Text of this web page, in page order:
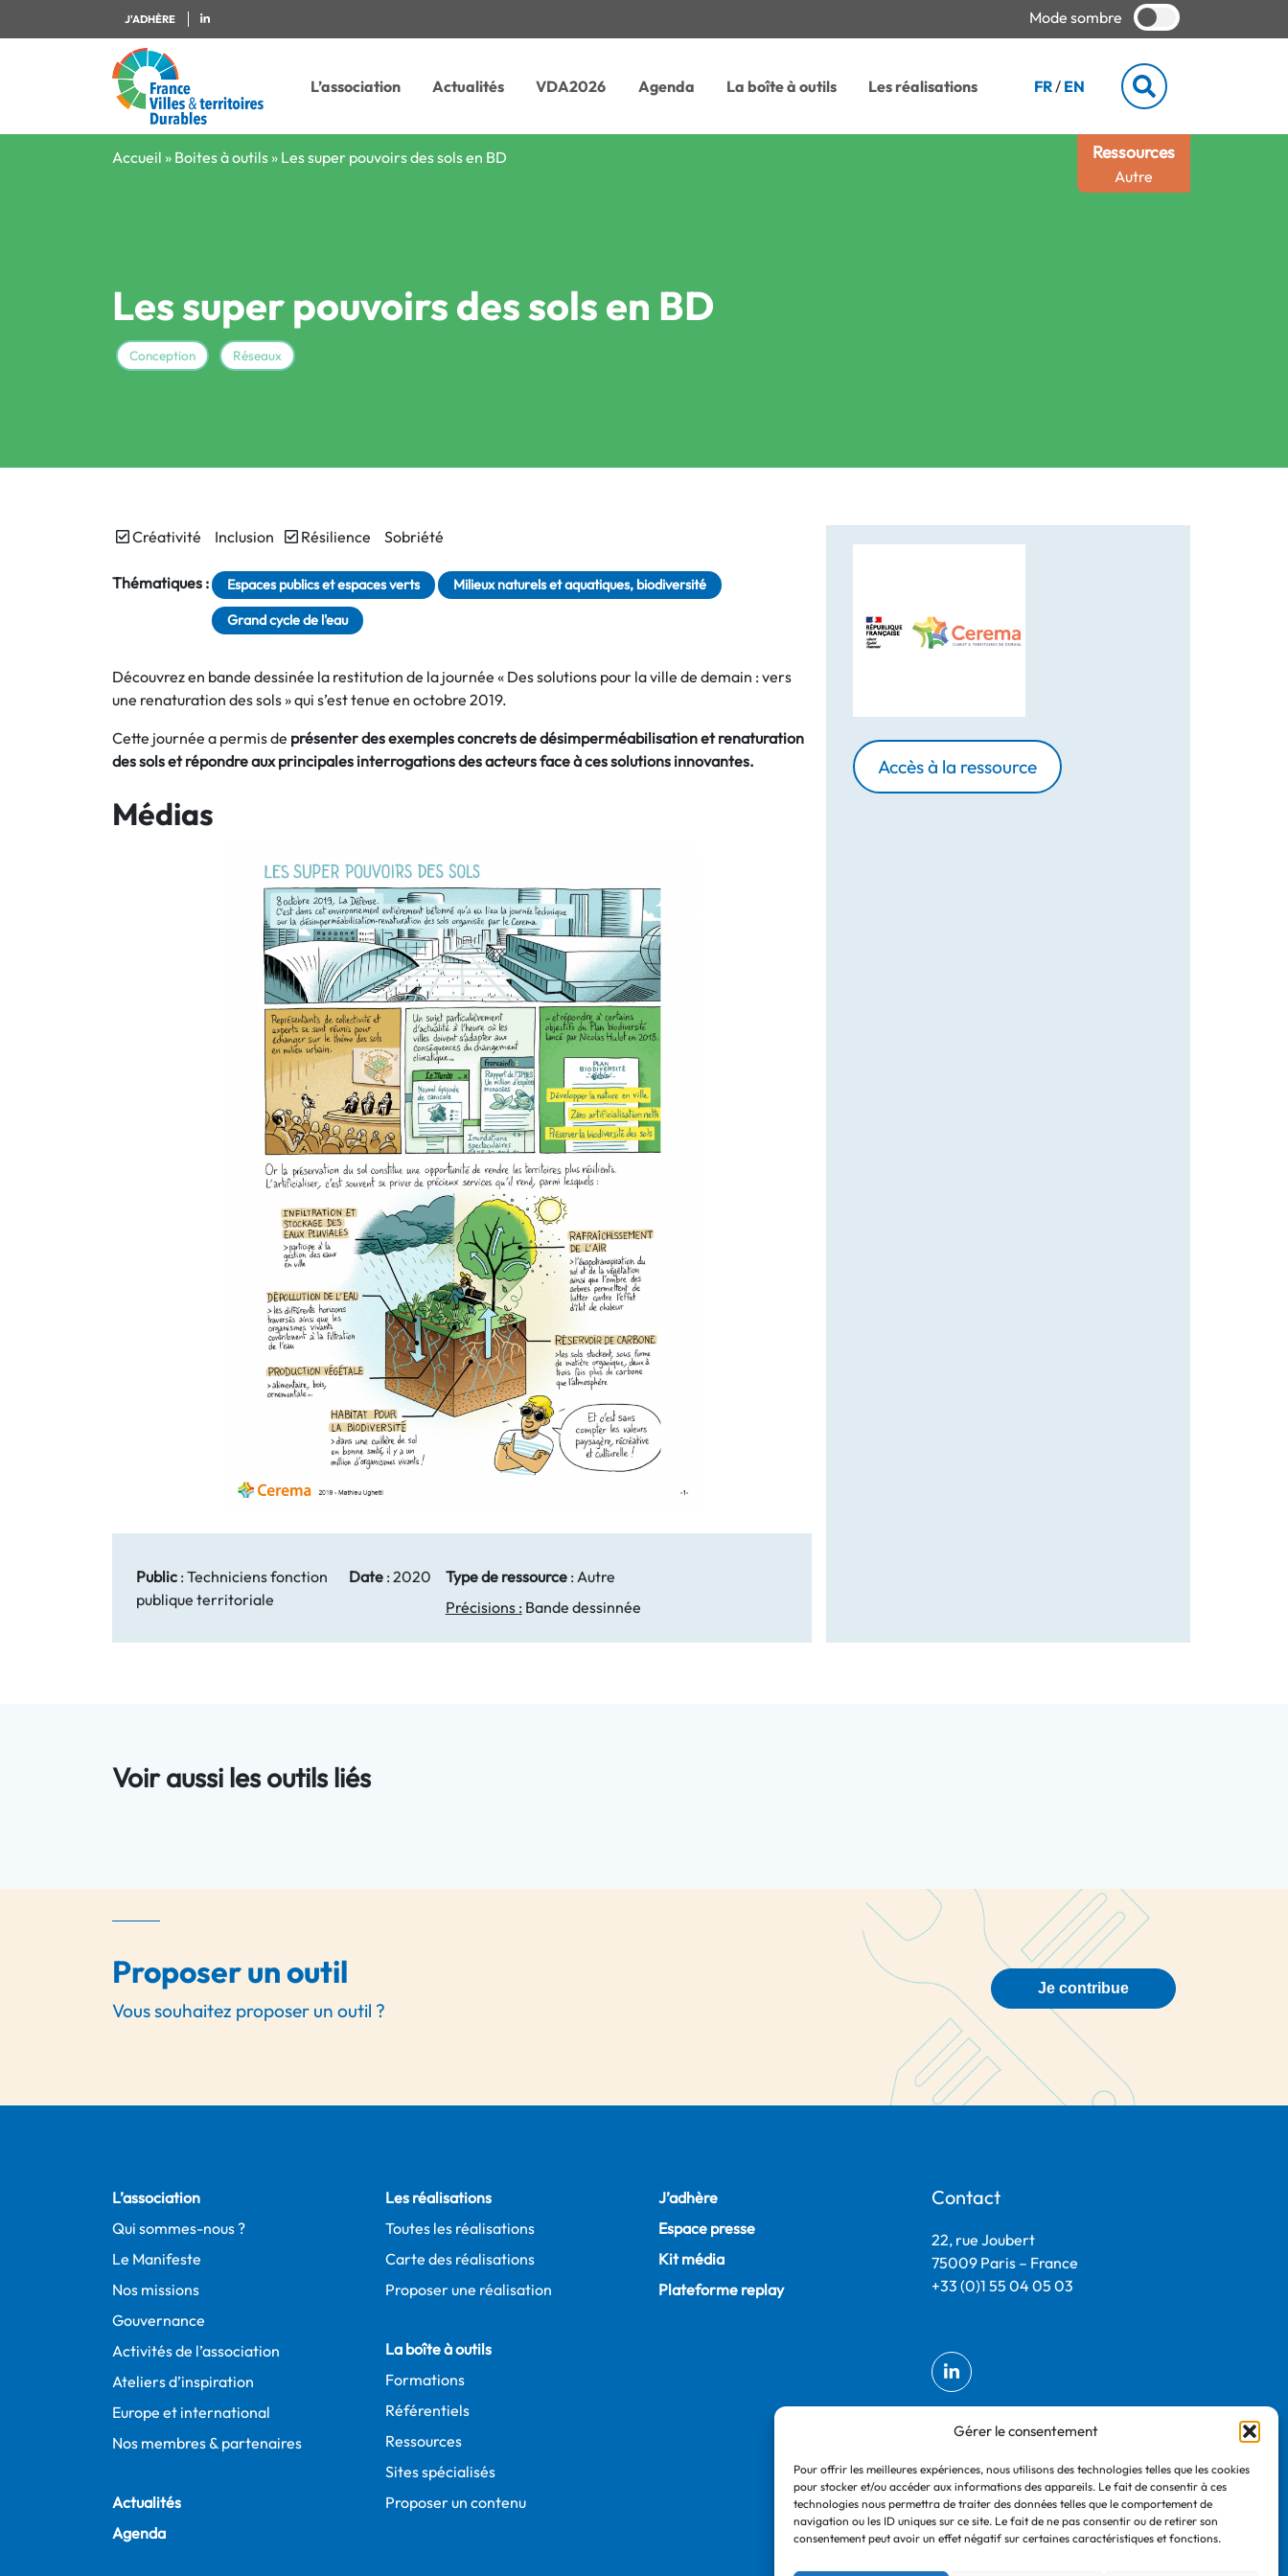
Gérer le consentement
Pour offrir les meilleures expériences, nous utilisons des technologies telles que les cookies
pour stocker et/ou accéder aux informations des appareils. Le fait de consentir à ces
technologies nous permettra de traiter des données telles que le comportement de
navigation ou les ID uniques sur ce site. Le fait de ne pas consentir ou de retirer son
consentement peut avoir un effet négatif sur certaines caractéristiques et fonctions.
J'ADHÈRE Mode sombre
L’association Actualités VDA2026 Agenda La boîte à outils Les réalisations FR / EN
Ressources
Autre
Accueil » Boites à outils » Les super pouvoirs des sols en BD
Les super pouvoirs des sols en BD
Conception Réseaux
Créativité Inclusion Résilience Sobriété
Thématiques : Espaces publics et espaces verts Milieux naturels et aquatiques, biodiversité
Grand cycle de l'eau
Découvrez en bande dessinée la restitution de la journée « Des solutions pour la ville de demain : vers
une renaturation des sols » qui s’est tenue en octobre 2019.
Cette journée a permis de présenter des exemples concrets de désimperméabilisation et renaturation
des sols et répondre aux principales interrogations des acteurs face à ces solutions innovantes.
Médias
Public : Techniciens fonction
publique territoriale
Date: 2020 Type de ressource: Autre
Précisions : Bande dessinnée
Accès à la ressource
Voir aussi les outils liés
Proposer un outil
Vous souhaitez proposer un outil ?
Je contribue
L’association
Qui sommes-nous ?
Le Manifeste
Nos missions
Gouvernance
Activités de l’association
Ateliers d’inspiration
Europe et international
Nos membres & partenaires
Actualités
Agenda
Les réalisations
Toutes les réalisations
Carte des réalisations
Proposer une réalisation
La boîte à outils
Formations
Référentiels
Ressources
Sites spécialisés
Proposer un contenu
J’adhère
Espace presse
Kit média
Plateforme replay
Contact
22, rue Joubert
75009 Paris – France
+33 (0)1 55 04 05 03